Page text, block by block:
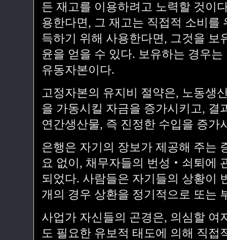
든 재고를 이용하려고 노력할 것이
용한다면, 그 재고는 직접적 소비를
득하기 위해 사용한다면, 그것을 보
윤을 얻을 수 있다. 보유하는 경우
유동자본이다.
고정자본의 유지비 절약은, 노동생
을 가동시킬 자금을 증가시키고,
연간생산물, 즉 진정한 수입을 증가
은행은 자기의 장보가 제공해 주는
요 없이, 채무자들의 번성‧쇠퇴에
되었다. 사람들은 자기들의 상황이
개의 경우 상환을 정기적으로 또는
사업가 자신들의 곤경은, 의심할 여
도 필요한 유보적 태도에 의해 직접